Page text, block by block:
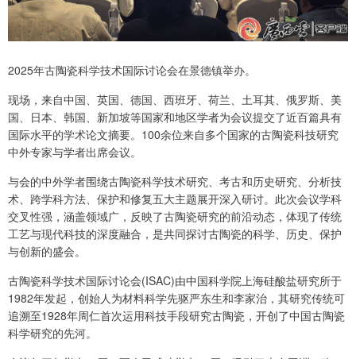
2025年古陶瓷科学技术国际讨论会在景德镇举办。
现场，来自中国、英国、德国、西班牙、荷兰、土耳其、俄罗斯、美
国、日本、韩国、新加坡等国家和地区学者为会议提交了近百篇具有
国际水平的学术论文摘要。100余位来自多个国家的古陶瓷科技研究
中外专家与学者出席会议。
与会的中外学者围绕古陶瓷科学技术研究、考古和历史研究、分析技
术、跨学科方法、保护和修复五大主题展开深入研讨。此次会议学科
交叉性强，涵盖领域广，反映了古陶瓷研究的前沿动态，体现了传统
工艺与现代科技的深度融合，是共同探讨古陶瓷的科学、历史、保护
与创新的盛会。
古陶瓷科学技术国际讨论会(ISAC)由中国科学院上海硅酸盐研究所于
1982年发起，创始人为材料科学先驱严东生和李家治，其研究传统可
追溯至1928年周仁首次运用科技手段研究古陶瓷，开创了中国古陶瓷
科学研究的先河。